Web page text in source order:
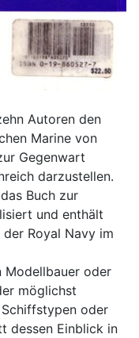
Autoren den
Marine von
Gegenwart
darzustellen.
Buch zur
und enthält
Royal Navy im
Modellbauer oder
möglichst
oder
dessen Einblick in